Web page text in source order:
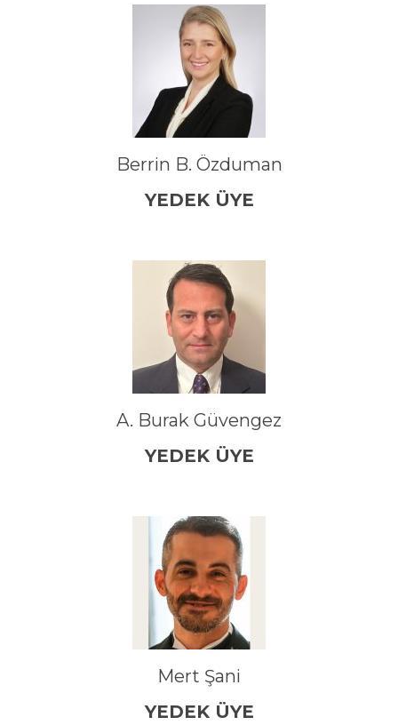
Berrin B. Özduman
YEDEK ÜYE
A. Burak Güvengez
YEDEK ÜYE
Mert Şani
YEDEK ÜYE